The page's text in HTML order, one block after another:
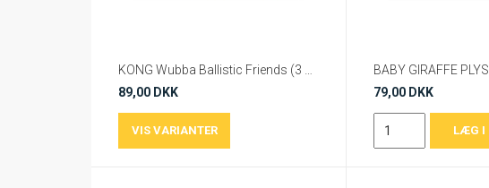
89,00 DKK
BABY GIRAFFE PLYS
79,00 DKK